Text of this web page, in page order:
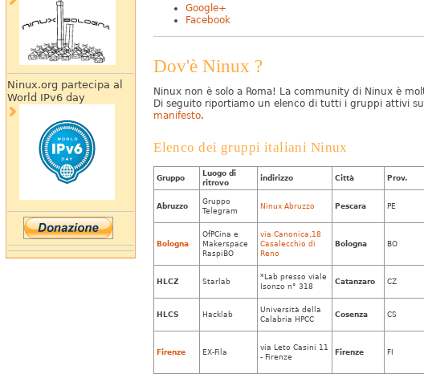
Ninux.org partecipa al
World IPv6 day
Google+
Facebook
Dov'è Ninux ?
Ninux non è solo a Roma! La community di Ninux è
Di seguito riportiamo un elenco di tutti i gruppi attivi
manifesto.
Elenco dei gruppi italiani Ninux
Gruppo
Luogo di
ritrovo
indirizzo Città Prov.
Abruzzo
Gruppo
Telegram
Ninux Abruzzo Pescara PE
Bologna
OfPCina e
Makerspace
RaspiBO
via Canonica,18
Casalecchio di
Reno
Bologna BO
HLCZ Starlab
*Lab presso viale
Isonzo n° 318
Catanzaro CZ
HLCS Hacklab
Università della
Calabria HPCC
Cosenza CS
Firenze EX-Fila
via Leto Casini 11
- Firenze
Firenze FI